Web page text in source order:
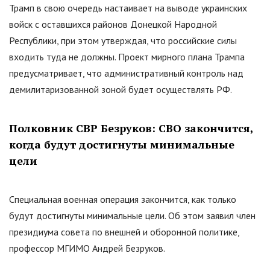
Трамп в свою очередь настаивает на выводе украинских
войск с оставшихся районов Донецкой Народной
Республики, при этом утверждая, что российские силы
входить туда не должны. Проект мирного плана Трампа
предусматривает, что административный контроль над
демилитаризованной зоной будет осуществлять РФ.
Полковник СВР Безруков: СВО закончится,
когда будут достигнуты минимальные
цели
Специальная военная операция закончится, как только
будут достигнуты минимальные цели. Об этом заявил член
президиума совета по внешней и оборонной политике,
профессор МГИМО Андрей Безруков.